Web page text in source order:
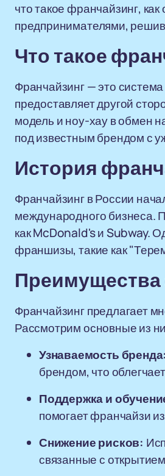
что такое франчайзинг,
предпринимателями,
Что такое
Франчайзинг — это
предоставляет другой
модель и ноу-хау в обмен
под известным брендом с
История
Франчайзинг в России
международного
как McDonald's и Subway.
франшизы, такие как
Преимущества
Франчайзинг предлагает
Рассмотрим основные из
Узнаваемость бренда:
брендом, что
Поддержка и
помогает франчайзи
Снижение рисков:
связанные с